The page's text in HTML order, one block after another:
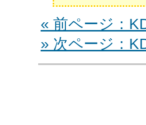
« 前ページ：
» 次ページ：